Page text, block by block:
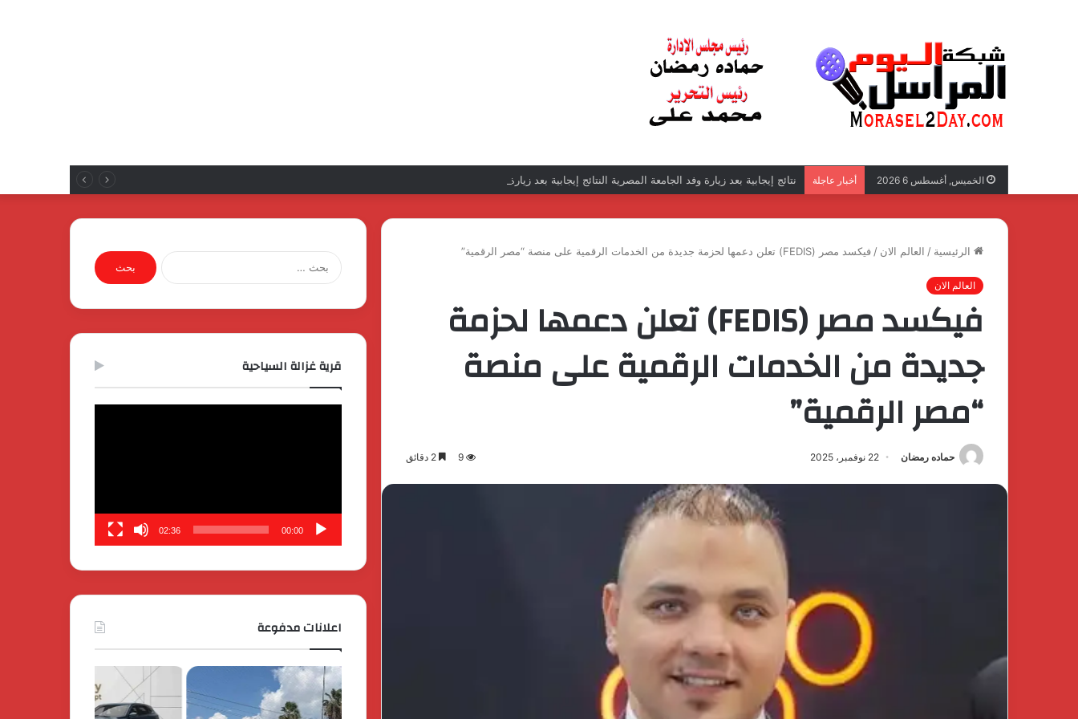
الخميس, أغسطس 6 2026 أخبار عاجلة نتائج إيجابية بعد زيارة وفد الجامعة المصرية النتائج إيجابية بعد زيارة وفد الجامعة المصرية الروسية لمصنع الإلكترونياتروسية لمصنع الإلكترونيات
الرئيسية / العالم الان / فيكسد مصر (FEDIS) تعلن دعمها لحزمة جديدة من الخدمات الرقمية على منصة “مصر الرقمية”
العالم الان
فيكسد مصر (FEDIS) تعلن دعمها لحزمة
جديدة من الخدمات الرقمية على منصة
“مصر الرقمية”
حماده رمضان 22 نوفمبر، 2025 9
البحث
عن:
قرية غزالة السياحية
00:00
02:36
اعلانات مدفوعة
The
First
كايي
موتورز
للسيارات
إطلاق
قمة